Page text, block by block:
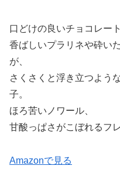
口どけの良いチョコレー
香ばしいプラリネや砕い
が、
さくさくと浮き立つよう
子。
ほろ苦いノワール、
甘酸っぱさがこぼれるフ
Amazonで見る